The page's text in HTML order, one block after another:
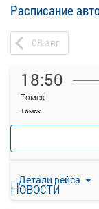
Расписание
08 авг
18:50
Томск
Томск
Детали рейса
—
Новости